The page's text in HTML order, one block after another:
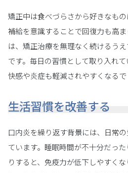
矯正中は食べづらさから好きなも
補給を意識することで回復力も高
は、矯正治療を無理なく続けるう
です。毎日の習慣として取り入れ
快感や炎症も軽減されやすくなるで
生活習慣を改善する
口内炎を繰り返す背景には、日常
ています。睡眠時間が不十分だっ
りすると、免疫力が低下しやすく